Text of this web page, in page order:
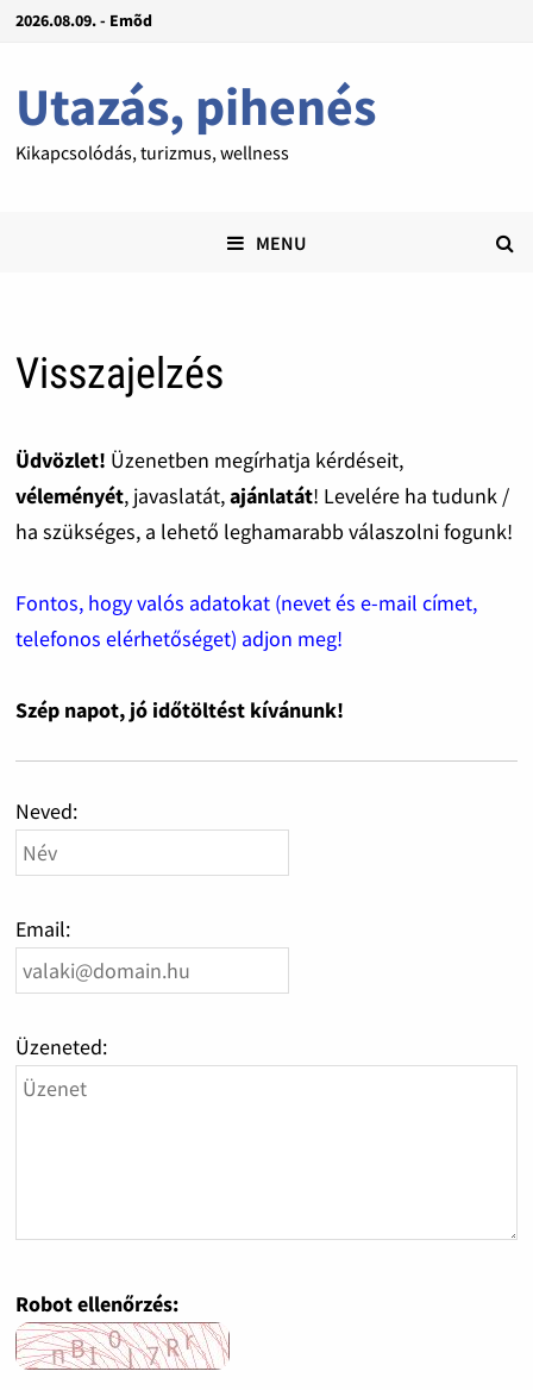
2026.08.09. - Emõd
Utazás, pihenés
Kikapcsolódás, turizmus, wellness
MENU
Visszajelzés
Üdvözlet! Üzenetben megírhatja kérdéseit,
véleményét, javaslatát,ajánlatát! Levelére ha tudunk /
ha szükséges, a lehető leghamarabb válaszolni fogunk!
Fontos, hogy valós adatokat (nevet és e-mail címet,
telefonos elérhetőséget) adjon meg!
Szép napot, jó időtöltést kívánunk!
Neved:
Email:
Üzeneted:
Robot ellenőrzés: